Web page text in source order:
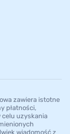
zawiera istotne
płatności,
celu uzyskania
wiadomość z